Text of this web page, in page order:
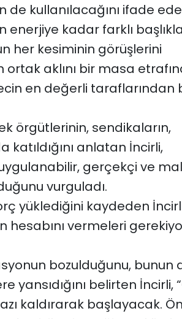
de kullanılacağını ifade
enerjiye kadar farklı
her kesiminin görüşlerini
ortak aklını bir masa
en değerli taraflarından
örgütlerinin, sendikaların,
anlatan İncirli,
uygulanabilir, gerçekçi ve
vurguladı.
yüklediğini kaydeden
hesabını vermeleri
bozulduğunu, bunun
belirten İncirli,
kaldırarak başlayacak.